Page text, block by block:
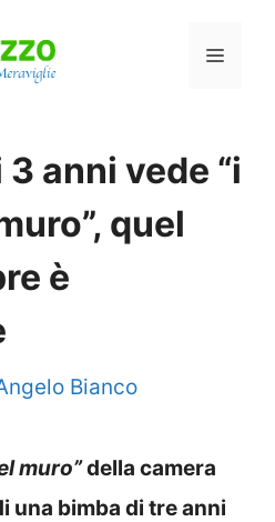
Menu
anni vede “i
quel
è
Bianco
muro”della camera
una bimba di tre anni